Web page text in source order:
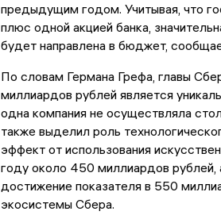
предыдущим годом. Учитывая, что
плюс одной акцией банка,
будет направлена в бюджет,
По словам Германа Грефа, главы
миллиардов рублей является
одна компания не осуществляла
также выделил роль
эффект от использования
году около 450 миллиардов рублей,
достижение показателя в 550
экосистемы Сбера.